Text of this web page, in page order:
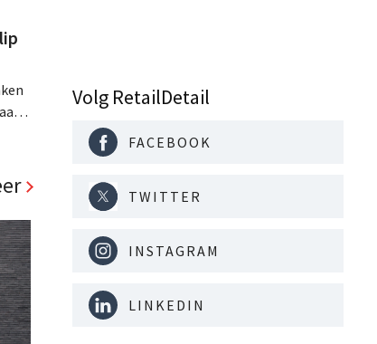
.
Volg RetailDetail
FACEBOOK
TWITTER
INSTAGRAM
LINKEDIN